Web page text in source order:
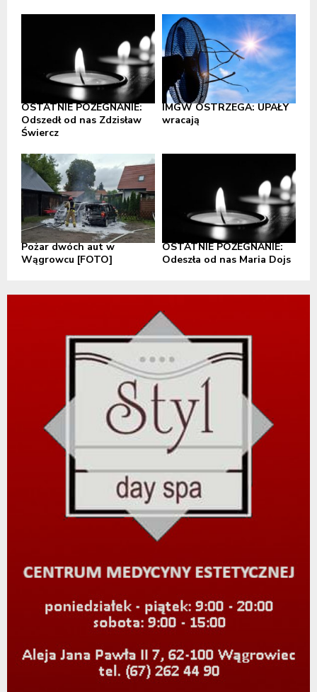
OSTATNIE POŻEGNANIE:
Odszedł od nas Zdzisław
Świercz
IMGW OSTRZEGA: UPAŁY
wracają
Pożar dwóch aut w
Wągrowcu [FOTO]
OSTATNIE POŻEGNANIE:
Odeszła od nas Maria Dojs